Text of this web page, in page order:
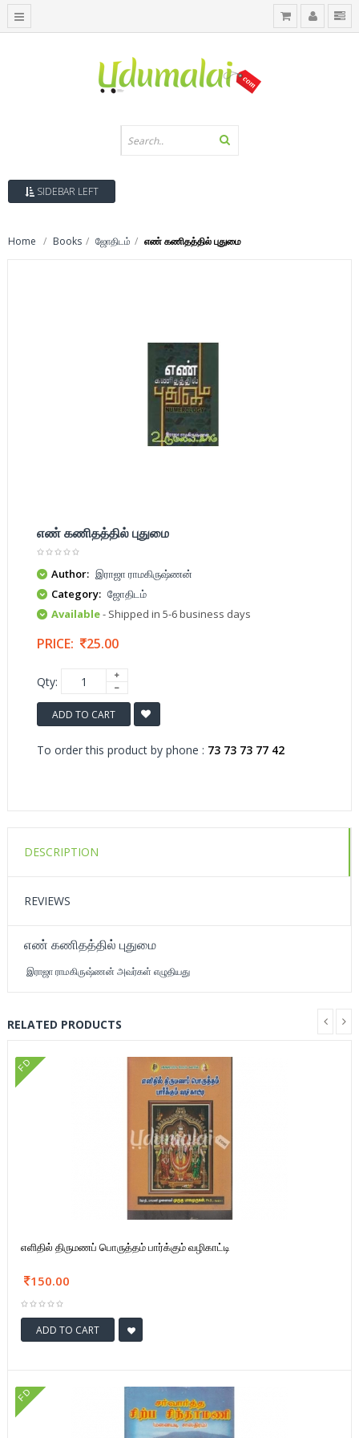
SIDEBAR LEFT
Home Books ஜோதிடம் எண் கணிதத்தில் புதுமை
எண் கணிதத்தில் புதுமை
Author: இராஜா ராமகிருஷ்ணன்
Category: ஜோதிடம்
Available- Shipped in 5-6 business days
PRICE: 25.00
Qty:
ADD TO CART
To order this product by phone : 73 73 73 77 42
DESCRIPTION
REVIEWS
எண் கணிதத்தில் புதுமை
இராஜா ராமகிருஷ்ணன் அவர்கள் எழுதியது
RELATED PRODUCTS
FD
எளிதில் திருமணப் பொருத்தம் பார்க்கும் வழிகாட்டி
150.00
ADD TO CART
FD